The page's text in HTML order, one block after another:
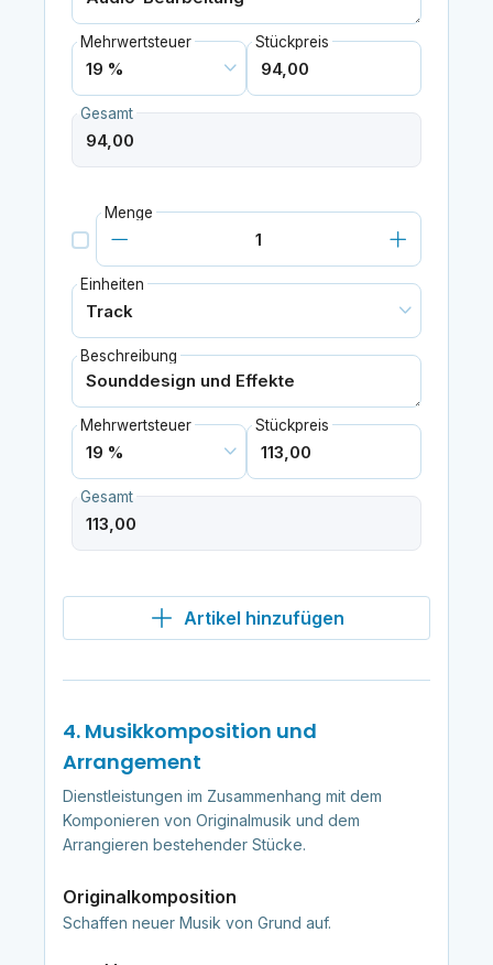
Mehrwertsteuer Stückpreis
Gesamt
Menge
Einheiten
Beschreibung
Mehrwertsteuer Stückpreis
Gesamt
Artikel hinzufügen
4. Musikkomposition und
Arrangement
Dienstleistungen im Zusammenhang mit dem
Komponieren von Originalmusik und dem
Arrangieren bestehender Stücke.
Originalkomposition
Schaffen neuer Musik von Grund auf.